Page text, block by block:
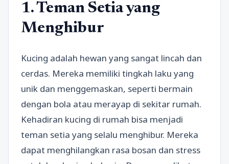
1. Teman Setia yang
Menghibur
Kucing adalah hewan yang sangat lincah dan
cerdas. Mereka memiliki tingkah laku yang
unik dan menggemaskan, seperti bermain
dengan bola atau merayap di sekitar rumah.
Kehadiran kucing di rumah bisa menjadi
teman setia yang selalu menghibur. Mereka
dapat menghilangkan rasa bosan dan stress